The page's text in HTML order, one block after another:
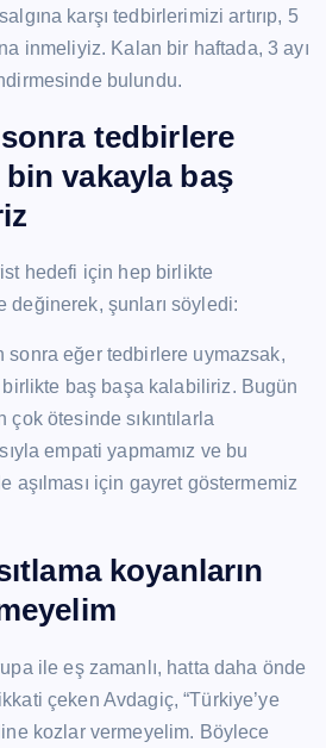
karşı tedbirlerimizi artırıp, 5
inmeliyiz. Kalan bir haftada, 3 ayı
bulundu.
sonra tedbirlere
vakayla baş
hedefi için hep birlikte
değinerek, şunları söyledi:
sonra eğer tedbirlere uymazsak,
baş başa kalabiliriz. Bugün
çok ötesinde sıkıntılarla
empati yapmamız ve bu
aşılması için gayret göstermemiz
koyanların
ile eş zamanlı, hatta daha önde
çeken Avdagiç, “Türkiye’ye
kozlar vermeyelim. Böylece